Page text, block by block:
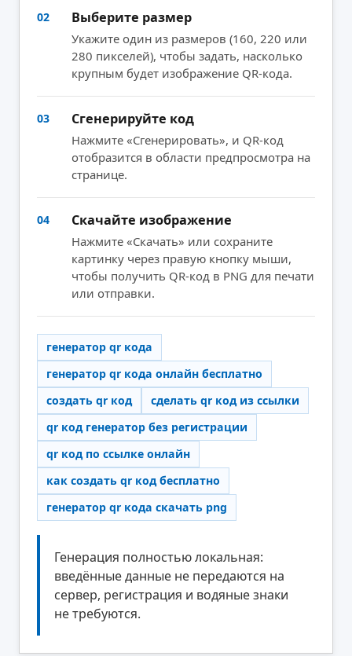
02 Выберите размер
Укажите один из размеров (160, 220 или
280 пикселей), чтобы задать, насколько
крупным будет изображение QR-кода.
03 Сгенерируйте код
Нажмите «Сгенерировать», и QR-код
отобразится в области предпросмотра на
странице.
04 Скачайте изображение
Нажмите «Скачать» или сохраните
картинку через правую кнопку мыши,
чтобы получить QR-код в PNG для печати
или отправки.
генератор qr кода
генератор qr кода онлайн бесплатно
создать qr код
сделать qr код из ссылки
qr код генератор без регистрации
qr код по ссылке онлайн
как создать qr код бесплатно
генератор qr кода скачать png
Генерация полностью локальная:
введённые данные не передаются на
сервер, регистрация и водяные знаки
не требуются.